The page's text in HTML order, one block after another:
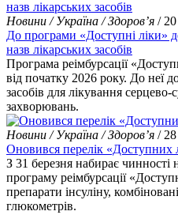
Новини / Україна / Здоров’я /
До програми «Доступні ліки»
назв лікарських засобів
Програма реімбурсації
від початку 2026 року. До неї
засобів для лікування
захворювань.
Новини / Україна / Здоров’я /
Оновився перелік «Доступних
З 31 березня набирає
програму реімбурсації
препарати інсуліну,
глюкометрів.